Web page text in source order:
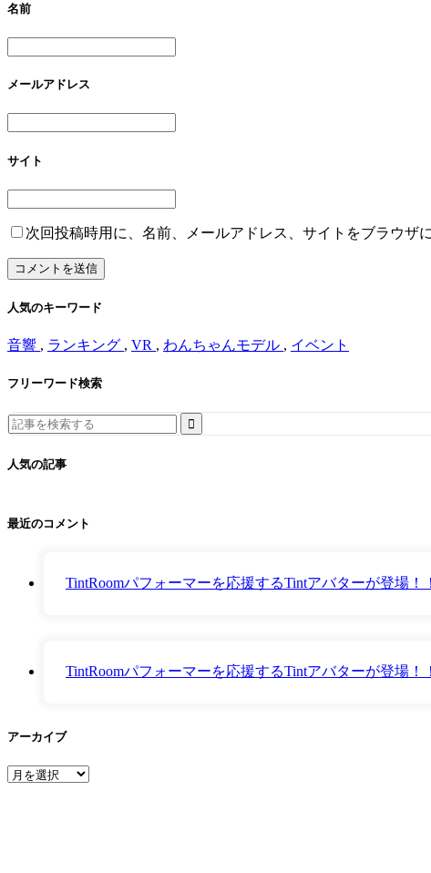
名前
メールアドレス
サイト
次回投稿時用に、名前、メールアドレス、サイトをブラウザ
人気のキーワード
音響 , ランキング , VR , わんちゃんモデル , イベント
フリーワード検索
Search
for:
人気の記事
最近のコメント
TintRoomパフォーマーを応援するTintアバターが登場
TintRoomパフォーマーを応援するTintアバターが登場
アーカイブ
ア